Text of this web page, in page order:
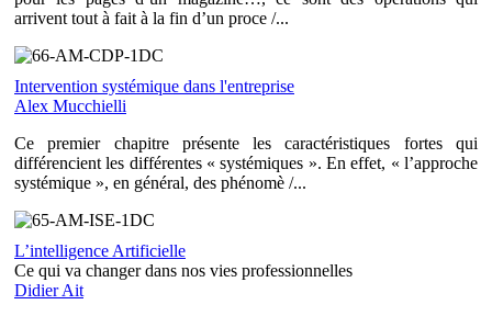
arrivent tout à fait à la fin d’un proce /...
Intervention systémique dans l'entreprise
Alex Mucchielli
Ce premier chapitre présente les caractéristiques fortes qui
différencient les différentes « systémiques ». En effet, « l’approche
systémique », en général, des phénomè /...
L’intelligence Artificielle
Ce qui va changer dans nos vies professionnelles
Didier Ait